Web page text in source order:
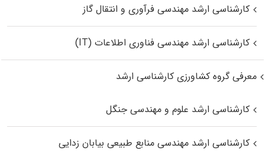
کارشناسی ارشد مهندسی فرآوری و انتقال گاز
کارشناسی ارشد مهندسی فناوری اطلاعات (IT)
معرفی گروه کشاورزی کارشناسی ارشد
کارشناسی ارشد علوم و مهندسی جنگل
کارشناسی ارشد مهندسی منابع طبیعی بیابان زدایی